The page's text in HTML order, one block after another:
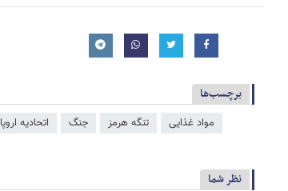
برچسب‌ها
مواد غذایی تنگه هرمز جنگ اتحادیه اروپا
نظر شما